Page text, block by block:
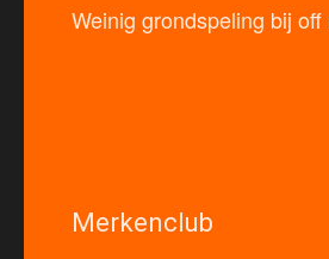
Weinig grondspeling bij
Merkenclub